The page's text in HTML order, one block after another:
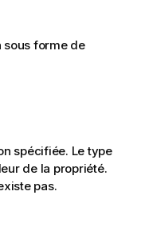
forme de
spécifiée. Le type
de la propriété.
pas.